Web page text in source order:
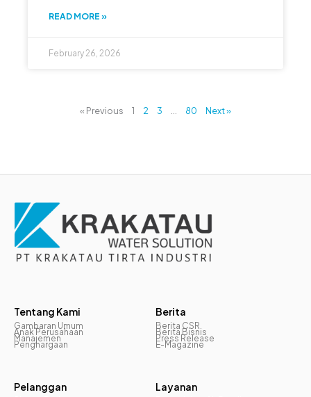
READ MORE »
February 26, 2026
« Previous 1 2 3 80 Next »
Tentang Kami
Gambaran Umum
Anak Perusahaan
Manajemen
Penghargaan
Berita
Berita CSR
Berita Bisnis
Press Release
E-Magazine
Pelanggan Layanan